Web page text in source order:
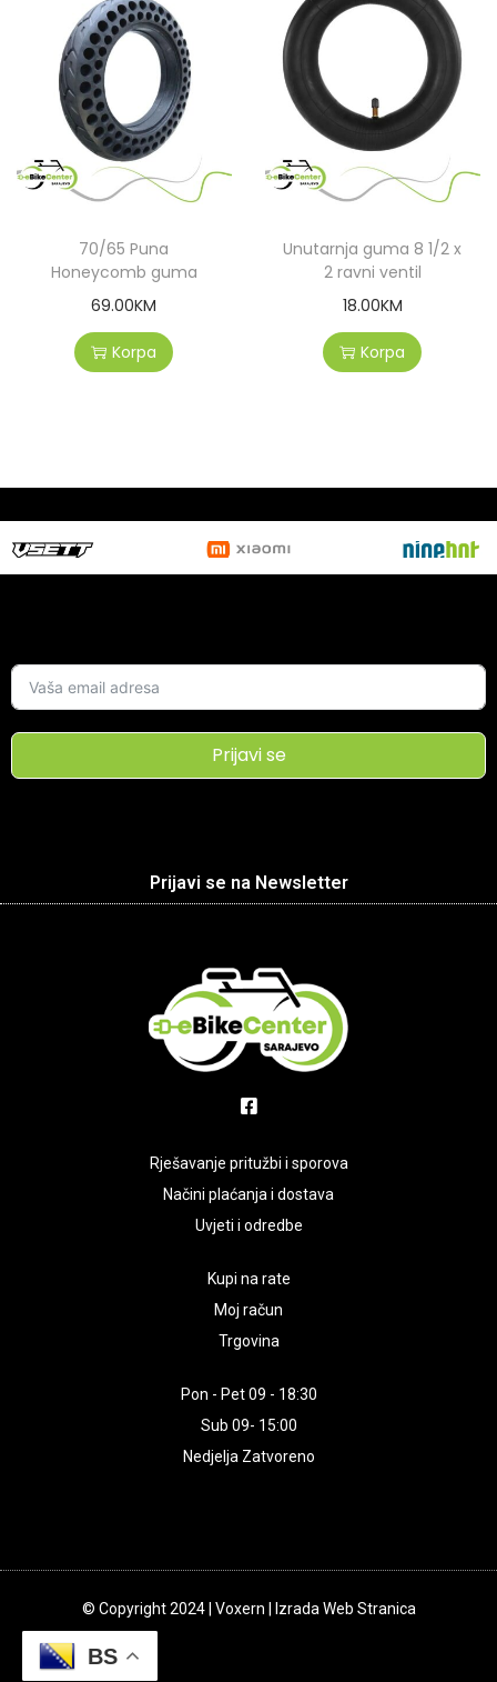
70/65 Puna
Honeycomb guma
69.00KM
Korpa
Unutarnja guma 8 1/2 x
2 ravni ventil
18.00KM
Korpa
Prijavi se
Prijavi se na Newsletter
Rješavanje pritužbi i sporova
Načini plaćanja i dostava
Uvjeti i odredbe
Kupi na rate
Moj račun
Trgovina
Pon - Pet 09 - 18:30
Sub 09- 15:00
Nedjelja Zatvoreno
© Copyright 2024 | Voxern | Izrada Web Stranica
BS